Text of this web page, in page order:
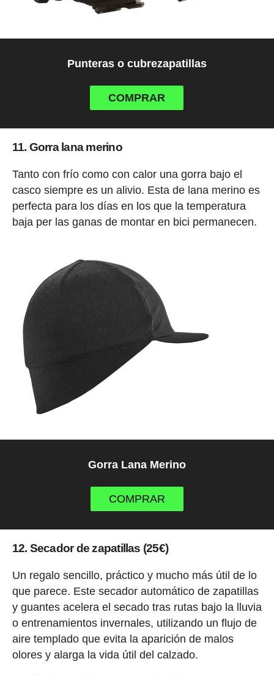
Punteras o cubrezapatillas
COMPRAR
11. Gorra lana merino
Tanto con frío como con calor una gorra bajo el
casco siempre es un alivio. Esta de lana merino es
perfecta para los días en los que la temperatura
baja per las ganas de montar en bici permanecen.
Gorra Lana Merino
COMPRAR
12. Secador de zapatillas (25€)
Un regalo sencillo, práctico y mucho más útil de lo
que parece. Este secador automático de zapatillas
y guantes acelera el secado tras rutas bajo la lluvia
o entrenamientos invernales, utilizando un flujo de
aire templado que evita la aparición de malos
olores y alarga la vida útil del calzado.